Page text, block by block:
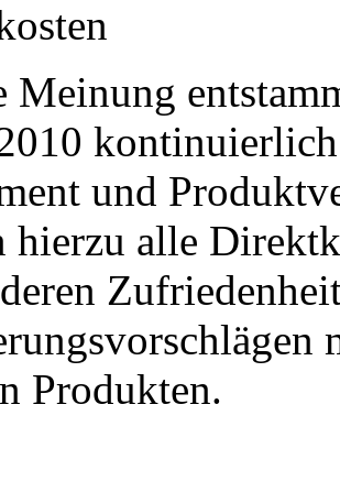
und
hierzu alle
Produkten.